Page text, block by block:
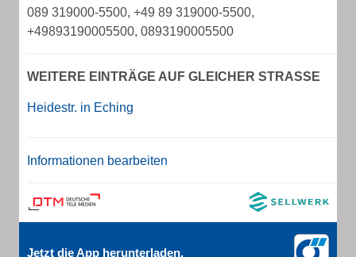
089 319000-5500, +49 89 319000-5500,
+49893190005500, 0893190005500
WEITERE EINTRÄGE AUF GLEICHER STRASSE
Heidestr. in Eching
Informationen bearbeiten
Jetzt die App herunterladen.